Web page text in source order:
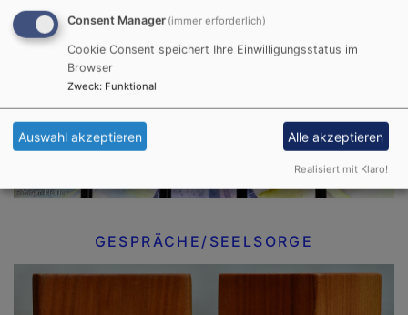
BEERDIGUNG
GESPRÄCHE/SEELSORGE
Consent Manager (immer erforderlich)
Cookie Consent speichert Ihre Einwilligungsstatus im
Browser
Zweck: Funktional
Auswahl akzeptieren Alle akzeptieren
Realisiert mit Klaro!